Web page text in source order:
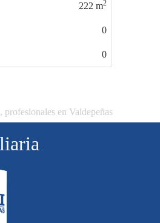
81
en Valdepeñas